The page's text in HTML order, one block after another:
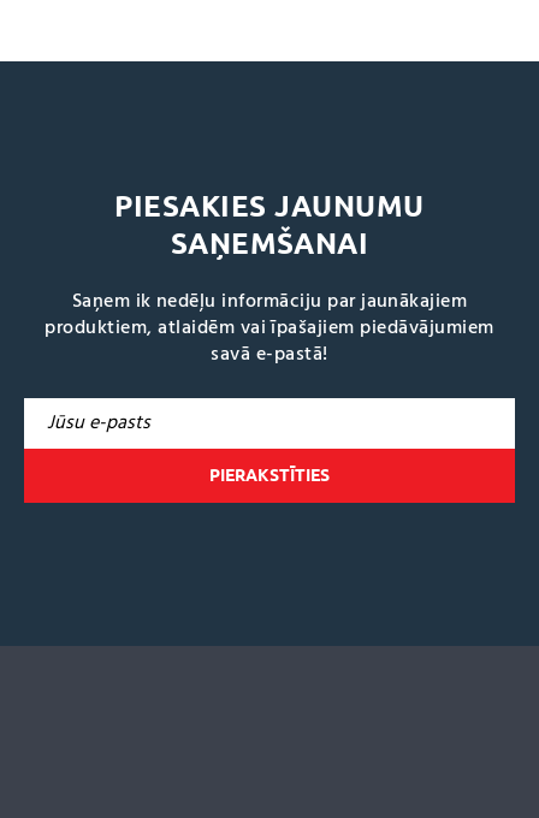
PIESAKIES JAUNUMU
SAŅEMŠANAI
Saņem ik nedēļu informāciju par jaunākajiem
produktiem, atlaidēm vai īpašajiem piedāvājumiem
savā e-pastā!
t